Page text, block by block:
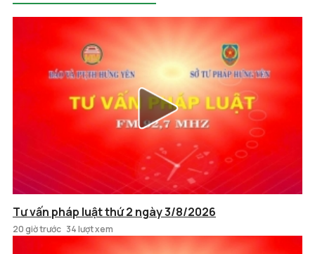
Tư vấn pháp luật thứ 2 ngày 3/8/2026
20 giờ trước 34 lượt xem